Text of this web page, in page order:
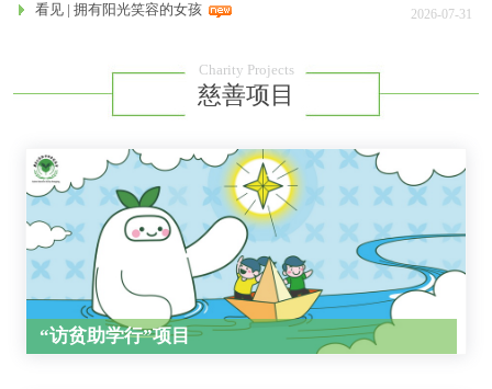
看见 | 拥有阳光笑容的女孩 2026-07-31
Charity Projects
慈善项目
“访贫助学行”项目